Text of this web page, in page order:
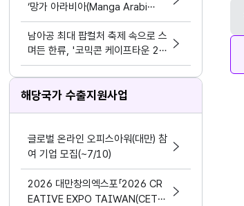
‘망가 아라비아(Manga Arabi
a)’·‘망가 프로덕션(Manga Produ
ctions)’, 한국 웹툰 진출과 현지
반응
남아공 최대 팝컬처 축제 속으로 스
며든 한류, '코믹콘 케이프타운 20
26' 현장
해당국가 수출지원사업
글로벌 온라인 오피스아워(대만) 참
여 기업 모집(~7/10)
2026 대만창의엑스포「2026 CR
EATIVE EXPO TAIWAN(CET)」